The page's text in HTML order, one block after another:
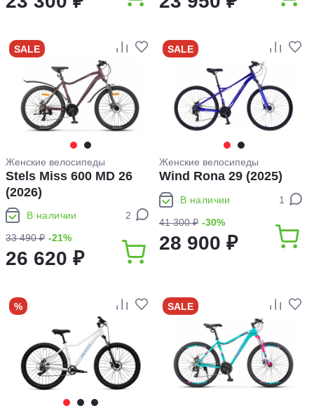
SALE
Женские велосипеды
Stels Miss 600 MD 26
(2026)
В наличии
2
33 490 ₽ -21%
26 620 ₽
SALE
Женские велосипеды
Wind Rona 29 (2025)
В наличии
1
41 300 ₽ -30%
28 900 ₽
% SALE